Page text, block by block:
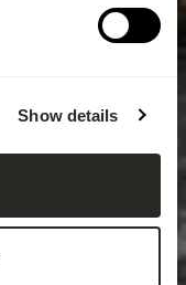
Show details